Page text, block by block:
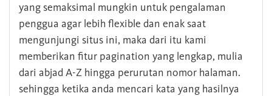
yang semaksimal mungkin untuk pengalaman
penggua agar lebih flexible dan enak saat
mengunjungi situs ini, maka dari itu kami
memberikan fitur pagination yang lengkap, mulia
dari abjad A-Z hingga perurutan nomor halaman.
sehingga ketika anda mencari kata yang hasilnya